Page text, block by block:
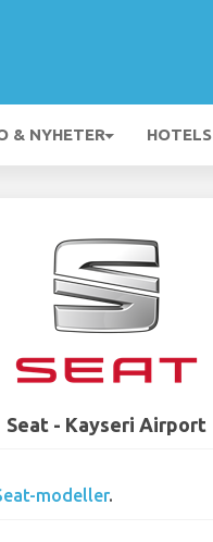
& NYHETER HOTELS
Seat - Kayseri Airport
modeller.